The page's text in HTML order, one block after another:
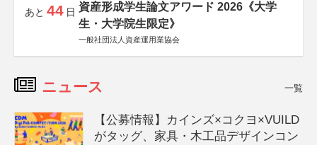
あと 44 日 資産形成学生論文アワード 2026《大学
生・大学院生限定》
一般社団法人資産運用業協会
ニュース 一覧
【公募情報】カインズ×コクヨ×VUILD
がタッグ、家具・木工品デザインコン